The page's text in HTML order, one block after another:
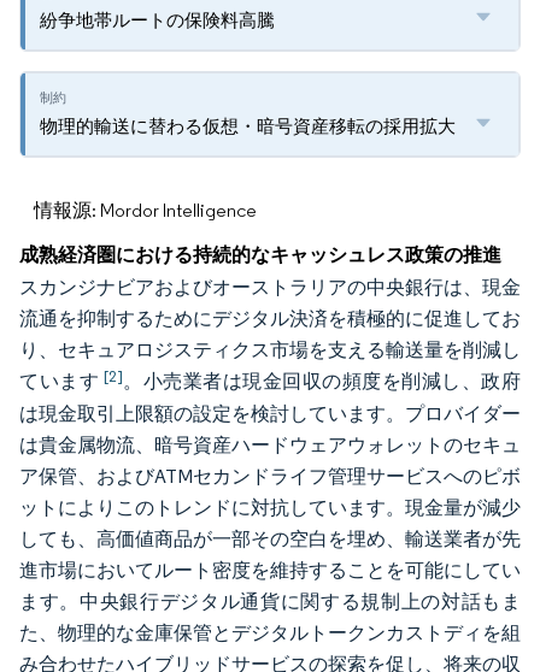
紛争地帯ルートの保険料高騰
物理的輸送に替わる仮想・暗号資産移転の採用拡大
情報源: Mordor Intelligence
成熟経済圏における持続的なキャッシュレス政策の推進
スカンジナビアおよびオーストラリアの中央銀行は、現金
流通を抑制するためにデジタル決済を積極的に促進してお
り、セキュアロジスティクス市場を支える輸送量を削減し
ています [2]。小売業者は現金回収の頻度を削減し、政府
は現金取引上限額の設定を検討しています。プロバイダー
は貴金属物流、暗号資産ハードウェアウォレットのセキュ
ア保管、およびATMセカンドライフ管理サービスへのピボ
ットによりこのトレンドに対抗しています。現金量が減少
しても、高価値商品が一部その空白を埋め、輸送業者が先
進市場においてルート密度を維持することを可能にしてい
ます。中央銀行デジタル通貨に関する規制上の対話もま
た、物理的な金庫保管とデジタルトークンカストディを組
み合わせたハイブリッドサービスの探索を促し、将来の収